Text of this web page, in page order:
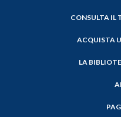
CONSULTA IL
ACQUISTA
LA